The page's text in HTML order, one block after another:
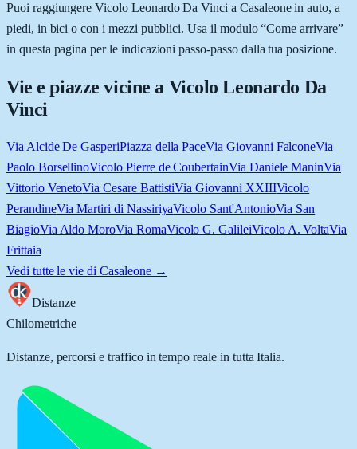
Puoi raggiungere Vicolo Leonardo Da Vinci a Casaleone in auto, a
piedi, in bici o con i mezzi pubblici. Usa il modulo “Come arrivare”
in questa pagina per le indicazioni passo-passo dalla tua posizione.
Vie e piazze vicine a Vicolo Leonardo Da
Vinci
Via Alcide De GasperiPiazza della PaceVia Giovanni FalconeVia
Paolo BorsellinoVicolo Pierre de CoubertainVia Daniele ManinVia
Vittorio VenetoVia Cesare BattistiVia Giovanni XXIIIVicolo
PerandineVia Martiri di NassiriyaVicolo Sant'AntonioVia San
BiagioVia Aldo MoroVia RomaVicolo G. GalileiVicolo A. VoltaVia
Frittaia
Vedi tutte le vie di Casaleone→
Distanze
Chilometriche
Distanze, percorsi e traffico in tempo reale in tutta Italia.